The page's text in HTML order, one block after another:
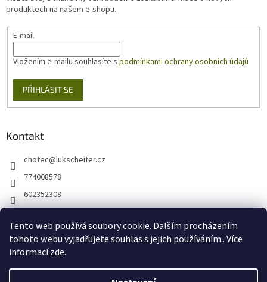
Tento web používá soubory cookie. Dalším procházením
tohoto webu vyjadřujete souhlas s jejich používáním.. Více
informacízde.
produktech na našem e-shopu.
E-mail
Vložením e-mailu souhlasíte s podmínkami ochrany osobních údajů
PŘIHLÁSIT SE
Kontakt
chotec@lukscheiter.cz
774008578
602352308
https://www.facebook.com/kytkychotec
+420774008578